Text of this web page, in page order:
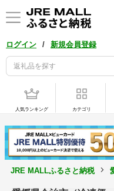
ログイン / 新規会員登録
人気ランキング カテゴリ
JRE MALLふるさと納税